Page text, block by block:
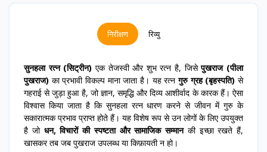
निरीक्षण रिव्यु
सुनहला रत्न (सिट्रीन) एक तेजस्वी और शुभ रत्न है, जिसेपुखराज (पीला
पुखराज) का प्रभावी विकल्प माना जाता है। यह रत्नगुरु ग्रह (बृहस्पति) से
गहराई से जुड़ा हुआ है, जो ज्ञान, समृद्धि और दिव्य आशीर्वाद के कारक हैं। ऐसा
विश्वास किया जाता है कि सुनहला रत्न धारण करने से जीवन में गुरु के
सकारात्मक प्रभाव प्राप्त होते हैं। यह विशेष रूप से उन लोगों के लिए उपयुक्त
है जो धन, विचारों की स्पष्टता और सामाजिक सम्मानकी इच्छा रखते हैं,
खासकर तब जब पुखराज उपलब्ध या किफ़ायती न हो।